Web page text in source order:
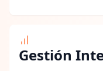
Gestión